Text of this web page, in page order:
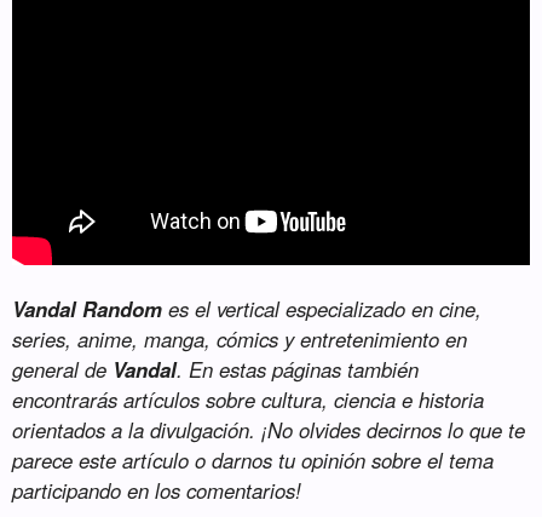
Vandal Random es el vertical especializado en cine,
series, anime, manga, cómics y entretenimiento en
general de Vandal. En estas páginas también
encontrarás artículos sobre cultura, ciencia e historia
orientados a la divulgación. ¡No olvides decirnos lo que te
parece este artículo o darnos tu opinión sobre el tema
participando en los comentarios!